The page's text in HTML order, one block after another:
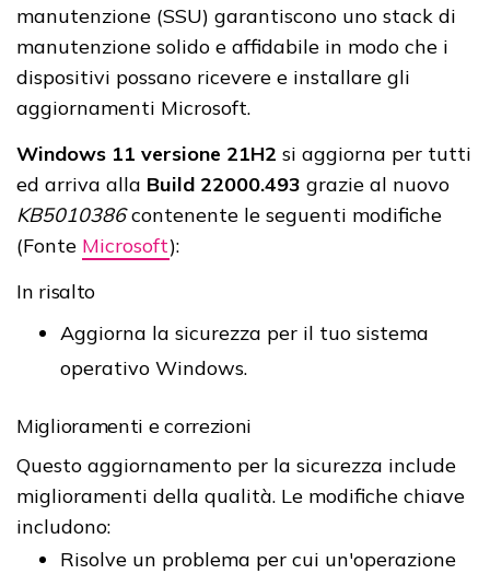
manutenzione (SSU) garantiscono uno stack di
manutenzione solido e affidabile in modo che i
dispositivi possano ricevere e installare gli
aggiornamenti Microsoft.
Windows 11 versione 21H2 si aggiorna per tutti
ed arriva alla Build 22000.493 grazie al nuovo
KB5010386contenente le seguenti modifiche
(Fonte Microsoft):
In risalto
Aggiorna la sicurezza per il tuo sistema
operativo Windows.
Miglioramenti e correzioni
Questo aggiornamento per la sicurezza include
miglioramenti della qualità. Le modifiche chiave
includono:
Risolve un problema per cui un'operazione